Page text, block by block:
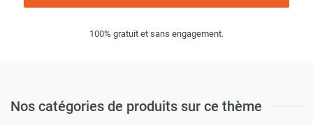
100% gratuit et sans engagement.
Nos catégories de produits sur ce thème